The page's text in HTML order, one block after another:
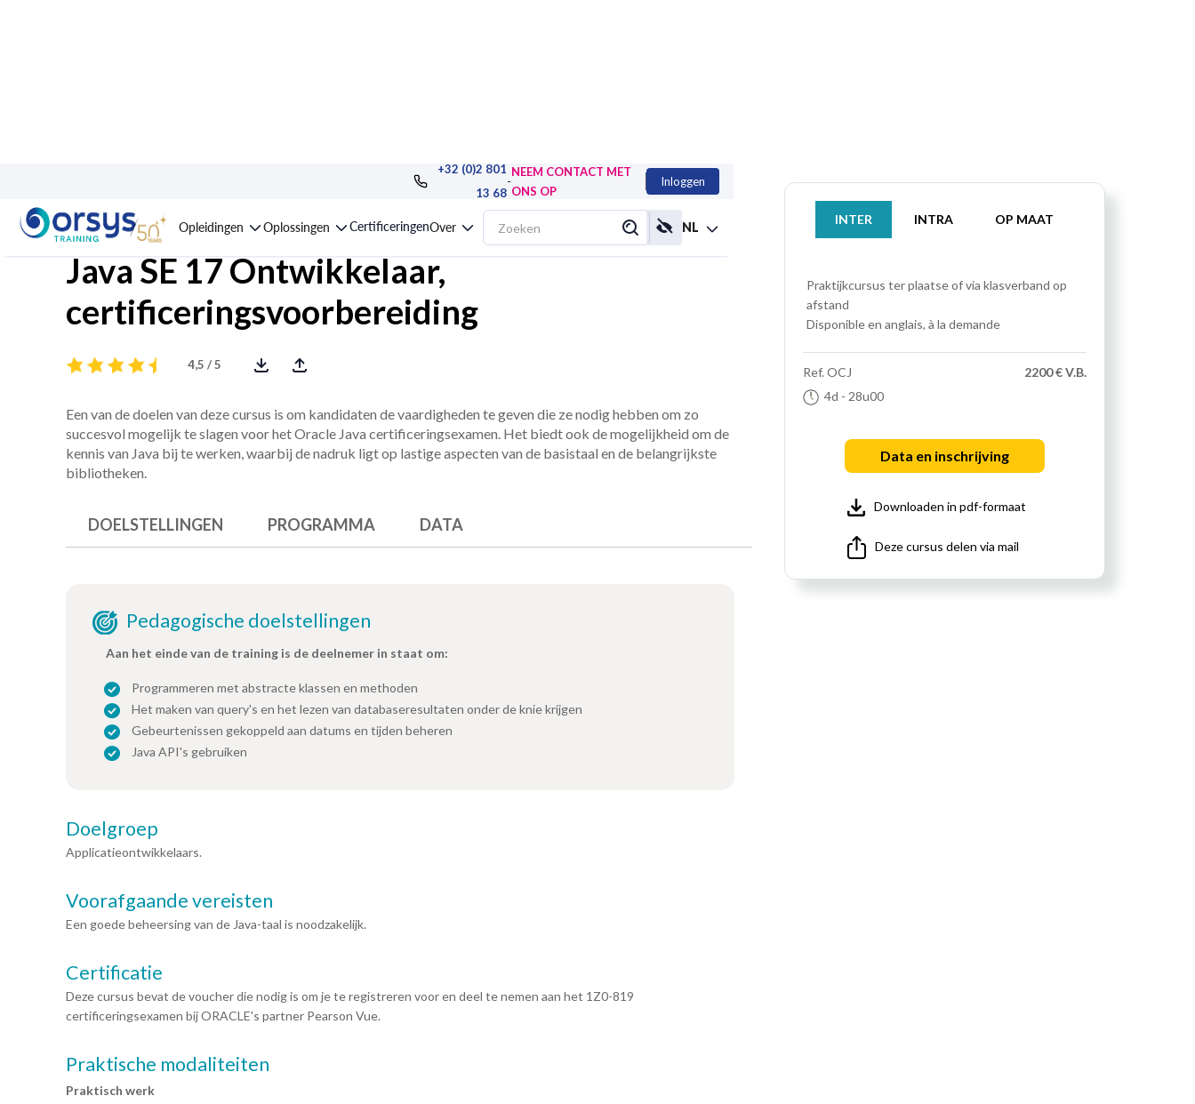
+32 (0)2 801
13 68
-
NEEM CONTACT MET
ONS OP
Inloggen
Opleidingen Oplossingen CertificeringenOver NL
Opleiding : Oracle Certified Professional,
Java SE 17 Ontwikkelaar,
certificeringsvoorbereiding
4,5 / 5
INTER INTRA OP MAAT
Praktijkcursus ter plaatse of via klasverband op
afstand
Disponible en anglais, à la demande
Ref. OCJ
4d - 28u00
2200 € V.B.
Data en inschrijving
Downloaden in pdf-formaat
Deze cursus delen via mail
Een van de doelen van deze cursus is om kandidaten de vaardigheden te geven die ze nodig hebben om zo
succesvol mogelijk te slagen voor het Oracle Java certificeringsexamen. Het biedt ook de mogelijkheid om de
kennis van Java bij te werken, waarbij de nadruk ligt op lastige aspecten van de basistaal en de belangrijkste
bibliotheken.
DOELSTELLINGEN PROGRAMMA DATA
Pedagogische doelstellingen
Aan het einde van de training is de deelnemer in staat om:
Programmeren met abstracte klassen en methoden
Het maken van query's en het lezen van databaseresultaten onder de knie krijgen
Gebeurtenissen gekoppeld aan datums en tijden beheren
Java API's gebruiken
Doelgroep
Applicatieontwikkelaars.
Voorafgaande vereisten
Een goede beheersing van de Java-taal is noodzakelijk.
Certificatie
Deze cursus bevat de voucher die nodig is om je te registreren voor en deel te nemen aan het 1Z0-819
certificeringsexamen bij ORACLE's partner Pearson Vue.
Praktische modaliteiten
Praktisch werk